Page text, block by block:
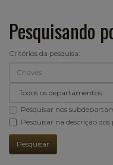
Pesquisando
Critérios da pesquisa:
Pesquisar nos
Pesquisar na descrição